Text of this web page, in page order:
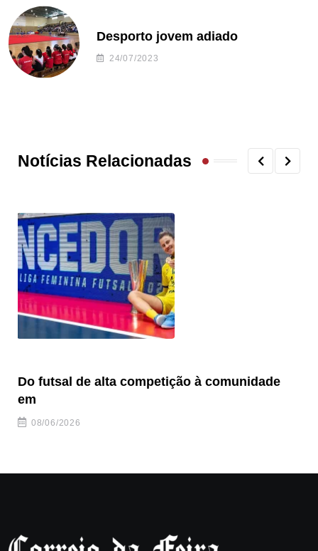
Desporto jovem adiado
24/07/2023
Notícias Relacionadas
Do futsal de alta competição à comunidade
em
08/06/2026